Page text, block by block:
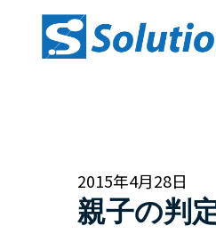
2015年4月28日
親子の判